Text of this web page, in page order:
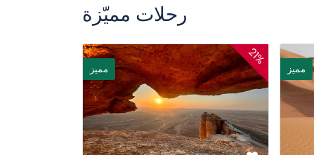
رحلات مميّزة
مميز
21%
مميز